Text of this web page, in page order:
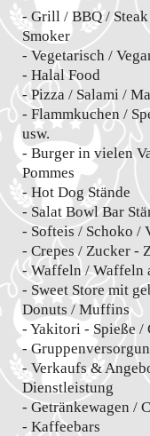
- Grill / BBQ /
Smoker
- Vegetarisch /
- Halal Food
- Pizza / Salami /
- Flammkuchen /
usw.
- Burger in vielen
Pommes
- Hot Dog Stände
- Salat Bowl Bar
- Softeis / Schoko /
- Crepes / Zucker -
- Waffeln / Waffeln
- Sweet Store mit
Donuts / Muffins
- Yakitori - Spieße /
-
- Verkaufs &
Dienstleistung
- Getränkewagen /
- Kaffeebars